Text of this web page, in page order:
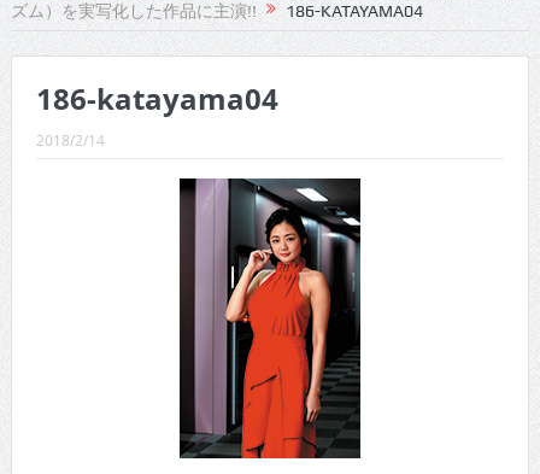
CINEMA×STYLE 291号
CINEMA×STYLE 289号
CINEMA×STYLE 287号
CINEMA×STYLE 286号
CINEMA×STYLE 285号
CINEMA×STYLE 294号
ズム）を実写化した作品に主演!!
186-KATAYAMA04
186-katayama04
2018/2/14